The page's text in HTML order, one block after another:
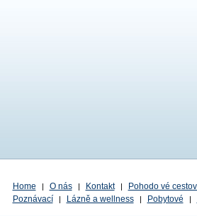
Home | O nás | Kontakt | Pohodo vé
Poznávací
| Lázně a wellness | Pobytové |